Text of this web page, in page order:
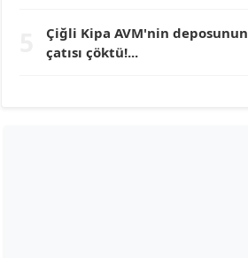
Köşe Yazarı
Çiğli Kipa AVM'nin deposunun
çatısı çöktü!...